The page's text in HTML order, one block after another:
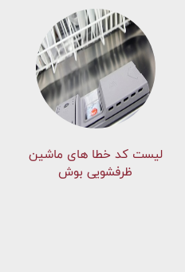
لیست کد خطا های ماشين
ظرفشویی بوش